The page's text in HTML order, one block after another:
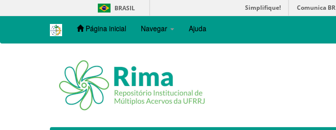
navigation
BRASIL Simplifique! Comunica BR
Página inicial Navegar Ajuda